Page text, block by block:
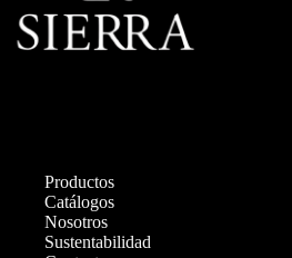
Productos
Catálogos
Nosotros
Sustentabilidad